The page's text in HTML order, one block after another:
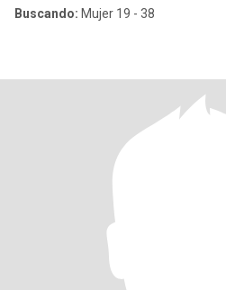
Buscando: Mujer 19 - 38